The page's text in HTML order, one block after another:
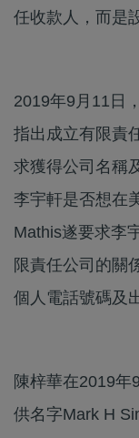
任收款人，而是
2019年9月11日
指出成立有限責
求獲得公司名稱
李宇軒是否想在
Mathis遂要求李
限責任公司的關
個人電話號碼及
陳梓華在2019年
供名字Mark H